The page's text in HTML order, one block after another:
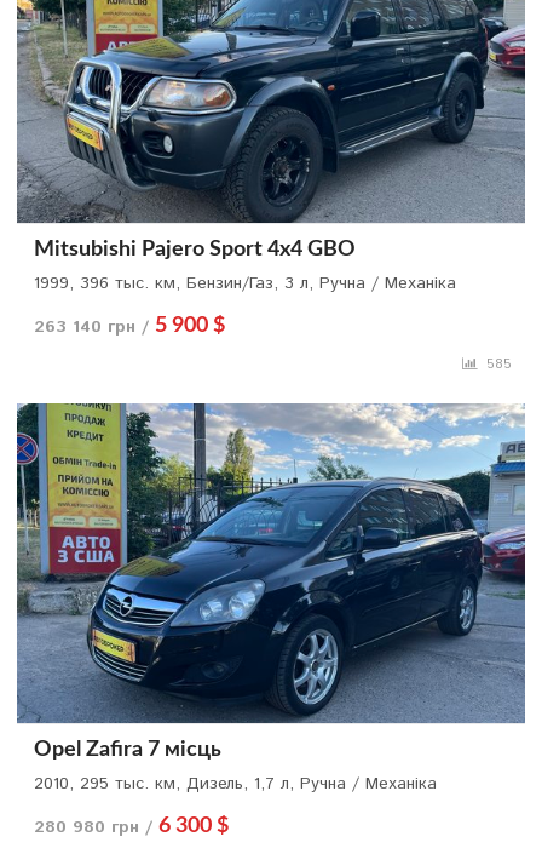
Mitsubishi Pajero Sport 4x4 GBO
1999, 396 тыс. км, Бензин/Газ, 3 л, Ручна / Механіка
263 140 грн / 5 900 $
585
Opel Zafira 7 місць
2010, 295 тыс. км, Дизель, 1,7 л, Ручна / Механіка
280 980 грн / 6 300 $